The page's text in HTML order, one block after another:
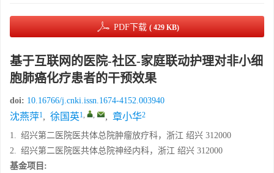
PDF下载 ( 429 KB)
基于互联网的医院-社区-家庭联动护理对非小细
胞肺癌化疗患者的干预效果
doi: 10.16766/j.cnki.issn.1674-4152.003940
沈燕萍1, 徐国英1, , , 章小华2
1. 绍兴第二医院医共体总院肿瘤放疗科，浙江 绍兴 312000
2. 绍兴第二医院医共体总院神经内科，浙江 绍兴 312000
基金项目: